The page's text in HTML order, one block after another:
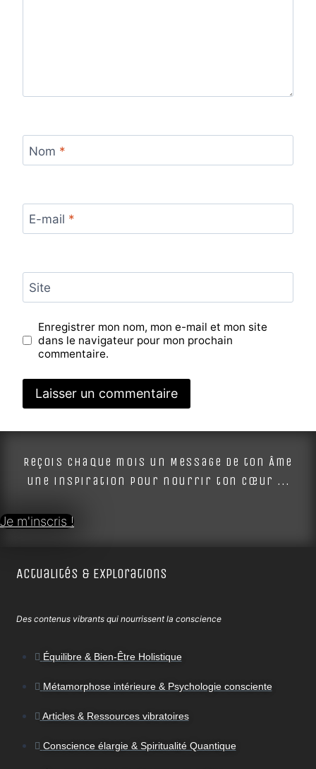
Nom *
E-mail *
Site
Enregistrer mon nom, mon e-mail et mon site
dans le navigateur pour mon prochain
commentaire.
Alternative:
Reçois chaque mois un Message de ton Âme
une inspiration pour nourrir ton cœur ...
Je m'inscris !
Actualités & Explorations
Des contenus vibrants qui nourrissent la conscience
Équilibre & Bien-Être Holistique
Métamorphose intérieure & Psychologie consciente
Articles & Ressources vibratoires
Conscience élargie & Spiritualité Quantique